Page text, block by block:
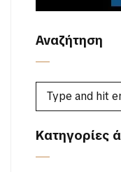
Αναζήτηση
Κατηγορίες